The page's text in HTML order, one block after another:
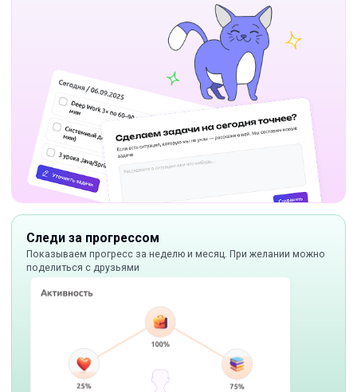
Следи за прогрессом
Показываем прогресс за неделю и месяц. При желании можно
поделиться с друзьями